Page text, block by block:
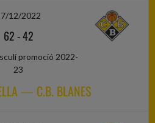
12/2022
62-42
promoció 2022-
23
— C.B. BLANES